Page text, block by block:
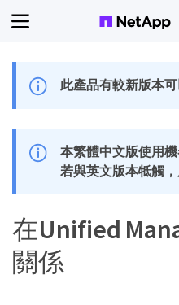
此產品有較新版本可
本繁體中文版使用
若與英文版本牴觸，
在Unified
關係